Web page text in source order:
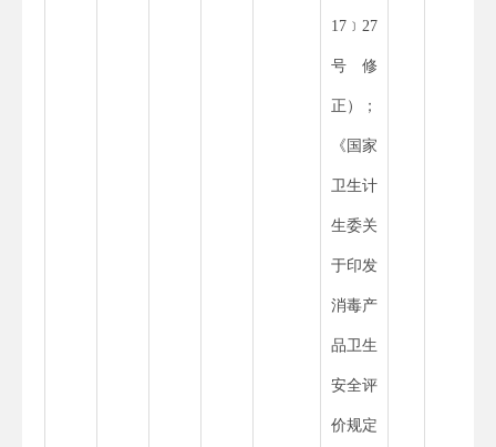
17 ﹞ 27
号修
正）；
《国家
卫生计
生委关
于印发
消毒产
品卫生
安全评
价规定